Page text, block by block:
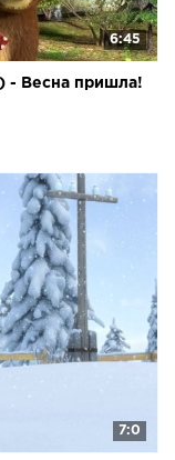
6:45
- Весна пришла!
7:0